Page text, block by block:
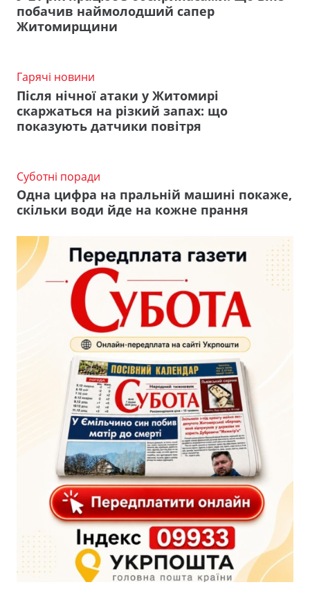
побачив наймолодший сапер
Житомирщини
Гарячі новини
Після нічної атаки у Житомирі
скаржаться на різкий запах: що
показують датчики повітря
Суботні поради
Одна цифра на пральній машині покаже,
скільки води йде на кожне прання